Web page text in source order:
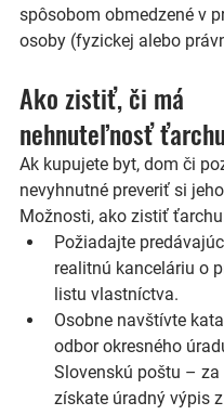
spôsobom obmedzené v
osoby (fyzickej alebo
Ako zistiť, či má
nehnuteľnosť
Ak kupujete byt, dom či
nevyhnutné preveriť si
Možnosti, ako zistiť
Požiadajte
realitnú kanceláriu o
listu vlastníctva.
Osobne navštívte
odbor okresného
Slovenskú poštu – za
získate úradný výpis